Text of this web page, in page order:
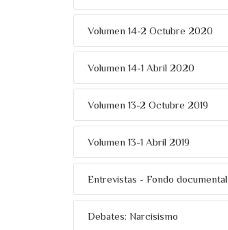
Volumen 14-2 Octubre 2020
Volumen 14-1 Abril 2020
Volumen 13-2 Octubre 2019
Volumen 13-1 Abril 2019
Entrevistas - Fondo documental
Debates: Narcisismo